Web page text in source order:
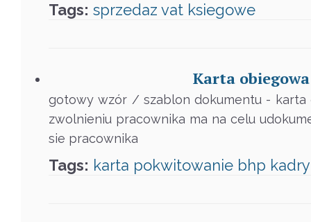
Tags: sprzedaz vat ksiegowe
Karta
gotowy wzór / szablon dokumentu - karta
zwolnieniu pracownika ma na celu
sie pracownika
Tags: karta pokwitowanie bhp kadry